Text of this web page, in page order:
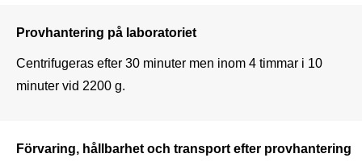
Provhantering på laboratoriet
Centrifugeras efter 30 minuter men inom 4 timmar i 10
minuter vid 2200 g.
Förvaring, hållbarhet och transport efter provhantering